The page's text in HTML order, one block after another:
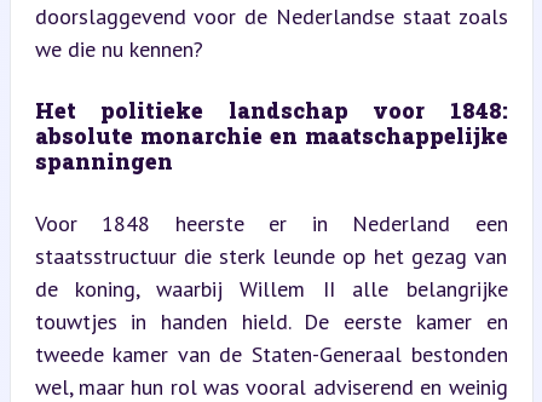
doorslaggevend voor de Nederlandse staat zoals
we die nu kennen?
Het politieke landschap voor 1848:
absolute monarchie en maatschappelijke
spanningen
Voor 1848 heerste er in Nederland een
staatsstructuur die sterk leunde op het gezag van
de koning, waarbij Willem II alle belangrijke
touwtjes in handen hield. De eerste kamer en
tweede kamer van de Staten-Generaal bestonden
wel, maar hun rol was vooral adviserend en weinig